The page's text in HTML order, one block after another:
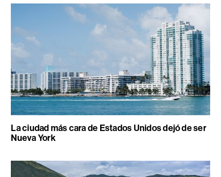
La ciudad más cara de Estados Unidos dejó de ser
Nueva York